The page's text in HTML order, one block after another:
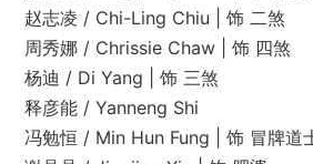
/ Chi-Ling Chiu | 饰 二煞
/ Chrissie Chaw | 饰 四煞
Di Yang | 饰 三煞
/ Yanneng Shi
/ Min Hun Fung | 饰 冒牌道